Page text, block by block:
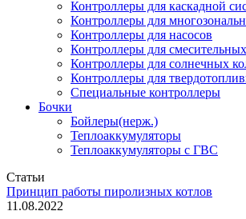
Контроллеры для каскадной
Контроллеры для
Контроллеры для насосов
Контроллеры для
Контроллеры для солнечных
Контроллеры для
Специальные контроллеры
Бочки
Бойлеры(нерж.)
Теплоаккумуляторы
Теплоаккумуляторы с ГВС
Статьи
Принцип работы пиролизных котлов
11.08.2022